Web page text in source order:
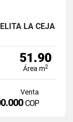
LA CEJA
51.90
Área m2
Venta
COP